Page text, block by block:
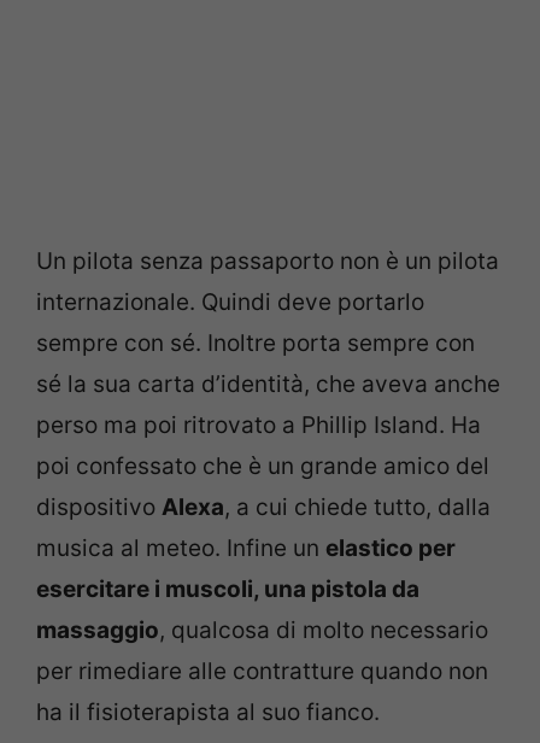
Un pilota senza passaporto non è un pilota
internazionale. Quindi deve portarlo
sempre con sé. Inoltre porta sempre con
sé la sua carta d’identità, che aveva anche
perso ma poi ritrovato a Phillip Island. Ha
poi confessato che è un grande amico del
dispositivo Alexa, a cui chiede tutto, dalla
musica al meteo. Infine un elastico per
esercitare i muscoli, una pistola da
massaggio, qualcosa di molto necessario
per rimediare alle contratture quando non
ha il fisioterapista al suo fianco.